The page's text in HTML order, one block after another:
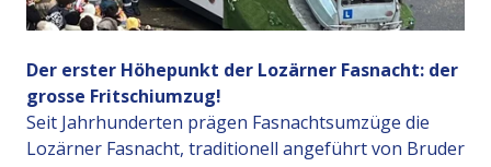
Der erster Höhepunkt der Lozärner Fasnacht: der
grosse Fritschiumzug!
Seit Jahrhunderten prägen Fasnachtsumzüge die
Lozärner Fasnacht, traditionell angeführt von Bruder